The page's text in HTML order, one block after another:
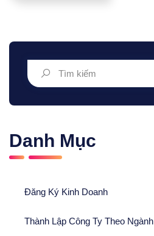
Danh Mục
Đăng Ký Kinh Doanh
Thành Lập Công Ty Theo Ngành